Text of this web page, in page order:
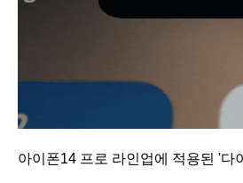
아이폰14 프로 라인업에 적용된 '다